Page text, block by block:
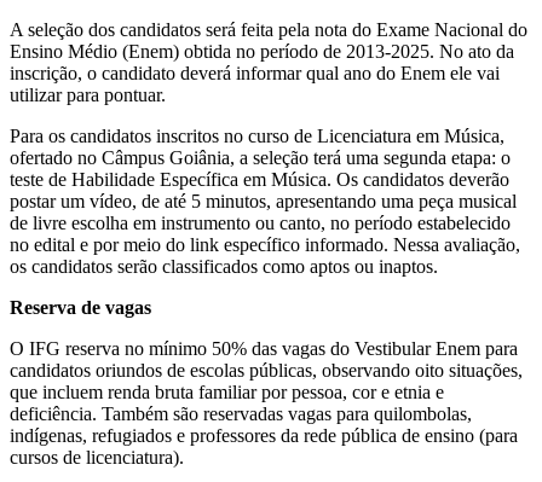
A seleção dos candidatos será feita pela nota do Exame Nacional do
Ensino Médio (Enem) obtida no período de 2013-2025. No ato da
inscrição, o candidato deverá informar qual ano do Enem ele vai
utilizar para pontuar.
Para os candidatos inscritos no curso de Licenciatura em Música,
ofertado no Câmpus Goiânia, a seleção terá uma segunda etapa: o
teste de Habilidade Específica em Música. Os candidatos deverão
postar um vídeo, de até 5 minutos, apresentando uma peça musical
de livre escolha em instrumento ou canto, no período estabelecido
no edital e por meio do link específico informado. Nessa avaliação,
os candidatos serão classificados como aptos ou inaptos.
Reserva de vagas
O IFG reserva no mínimo 50% das vagas do Vestibular Enem para
candidatos oriundos de escolas públicas, observando oito situações,
que incluem renda bruta familiar por pessoa, cor e etnia e
deficiência. Também são reservadas vagas para quilombolas,
indígenas, refugiados e professores da rede pública de ensino (para
cursos de licenciatura).